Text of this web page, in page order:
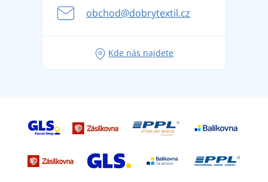
se na dovolenou bez starostí
Tipy na svěží outfity pro pohodové léto
obchod@dobrytextil.cz
Kde nás najdete